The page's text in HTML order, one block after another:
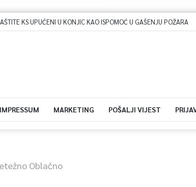
KS UPUĆENI U KONJIC KAO ISPOMOĆ U GAŠENJU POŽARA
IMPRESSUM MARKETING POŠALJI VIJEST
Oblačno